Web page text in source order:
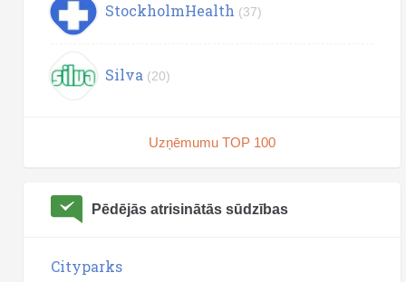
StockholmHealth (37)
Silva (20)
Uzņēmumu TOP 100
Pēdējās atrisinātās sūdzības
Cityparks